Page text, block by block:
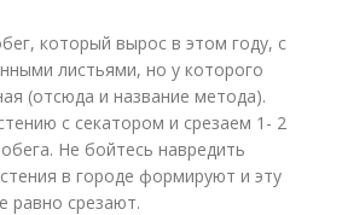
который вырос в этом году, с
листьями, но у которого
(отсюда и название метода).
с секатором и срезаем 1- 2
Не бойтесь навредить
в городе формируют и эту
равно срезают.